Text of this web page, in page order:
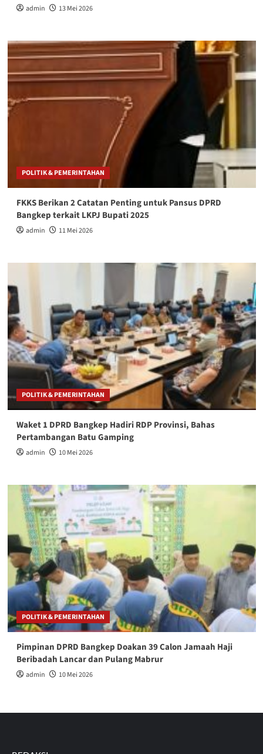
admin 13 Mei 2026
POLITIK & PEMERINTAHAN
FKKS Berikan 2 Catatan Penting untuk Pansus DPRD
Bangkep terkait LKPJ Bupati 2025
admin 11 Mei 2026
POLITIK & PEMERINTAHAN
Waket 1 DPRD Bangkep Hadiri RDP Provinsi, Bahas
Pertambangan Batu Gamping
admin 10 Mei 2026
POLITIK & PEMERINTAHAN
Pimpinan DPRD Bangkep Doakan 39 Calon Jamaah Haji
Beribadah Lancar dan Pulang Mabrur
admin 10 Mei 2026